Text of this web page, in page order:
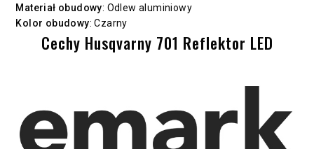
Materiał obudowy: Odlew aluminiowy
Kolor obudowy: Czarny
Cechy Husqvarny 701 Reflektor LED